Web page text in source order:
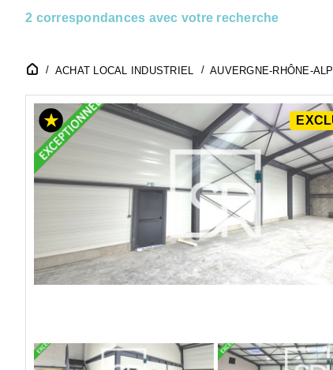
2 correspondances avec votre recherche
ACHAT LOCAL INDUSTRIEL AUVERGNE-RHÔNE-